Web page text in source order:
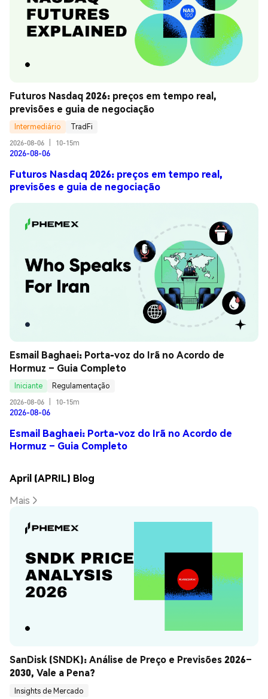
Futuros Nasdaq 2026: preços em tempo real,
previsões e guia de negociação
Intermediário
TradFi
2026-08-06
10-15m
2026-08-06
Futuros Nasdaq 2026: preços em tempo real,
previsões e guia de negociação
Esmail Baghaei: Porta-voz do Irã no Acordo de
Hormuz – Guia Completo
Iniciante
Regulamentação
2026-08-06
10-15m
2026-08-06
Esmail Baghaei: Porta-voz do Irã no Acordo de
Hormuz – Guia Completo
April (APRIL) Blog
Mais
SanDisk (SNDK): Análise de Preço e Previsões 2026–
2030, Vale a Pena?
Insights de Mercado